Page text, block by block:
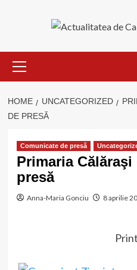
Menu
HOME UNCATEGORIZED
DE PRESĂ
Comunicate de presă
Primaria
presă
Anna-Maria Gonciu 8 aprilie